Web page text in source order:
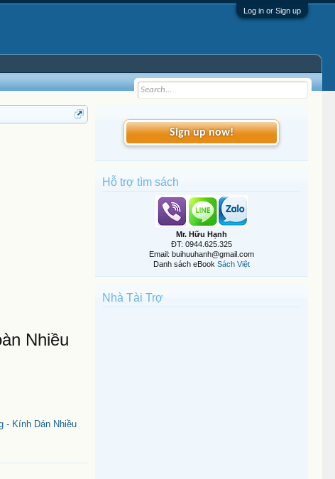
Log in or Sign up
Nhiều
- Kính Dán Nhiều
Sign up now!
Hỗ trợ tìm sách
Mr. Hữu Hạnh
ĐT: 0944.625.325
Email: buihuuhanh@gmail.com
Danh sách eBook Sách Việt
Nhà Tài Trợ